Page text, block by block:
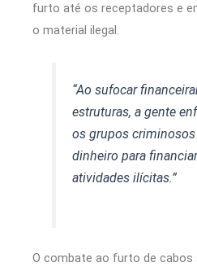
furto até os receptadores e
o material ilegal.
“Ao sufocar
estruturas, a gente
os grupos
dinheiro para
atividades ilícitas.”
O combate ao furto de cabos